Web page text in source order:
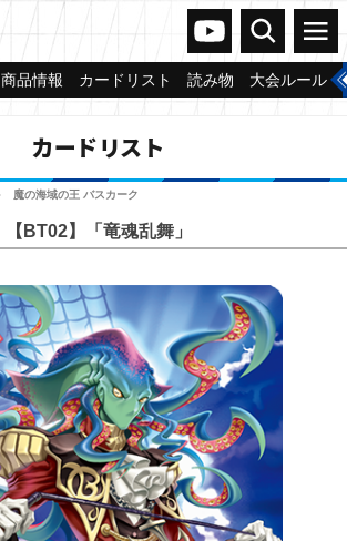
ヴァンガードch
検索 メニュー
商品情報 カードリスト 読み物 大会ルール
カードリスト
魔の海域の王 バスカーク
【BT02】「竜魂乱舞」